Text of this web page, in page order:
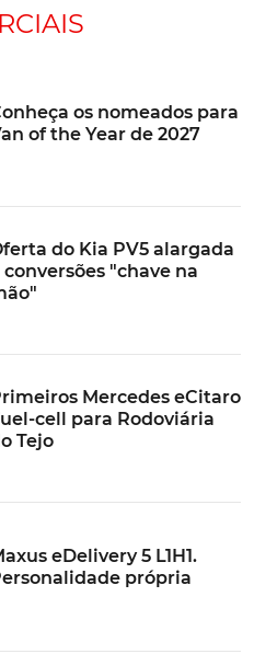
os nomeados para
of the Year de 2027
do Kia PV5 alargada
conversões "chave na
Mercedes eCitaro
cell para Rodoviária
Tejo
eDelivery 5 L1H1.
própria